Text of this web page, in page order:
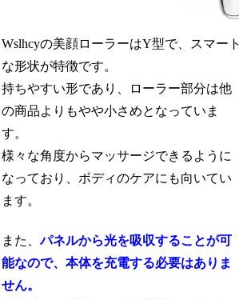
Wslhcyの美顔ローラーはY型で、スマート
な形状が特徴です。
持ちやすい形であり、ローラー部分は他
の商品よりもやや小さめとなっていま
す。
様々な角度からマッサージできるように
なっており、ボディのケアにも向いてい
ます。
また、パネルから光を吸収することが可
能なので、本体を充電する必要はありま
せん。